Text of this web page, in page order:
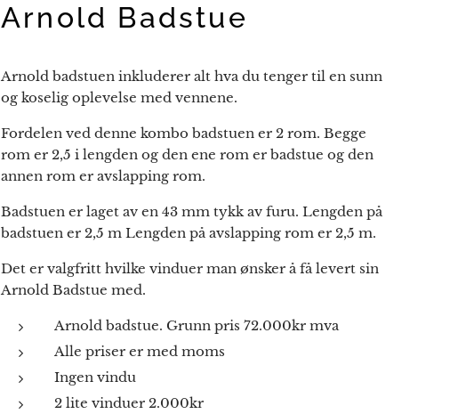
Arnold Badstue
Arnold badstuen inkluderer alt hva du tenger til en sunn
og koselig oplevelse med vennene.
Fordelen ved denne kombo badstuen er 2 rom. Begge
rom er 2,5 i lengden og den ene rom er badstue og den
annen rom er avslapping rom.
Badstuen er laget av en 43 mm tykk av furu. Lengden på
badstuen er 2,5 m Lengden på avslapping rom er 2,5 m.
Det er valgfritt hvilke vinduer man ønsker å få levert sin
Arnold Badstue med.
Arnold badstue. Grunn pris 72.000kr mva
Alle priser er med moms
Ingen vindu
2 lite vinduer 2.000kr